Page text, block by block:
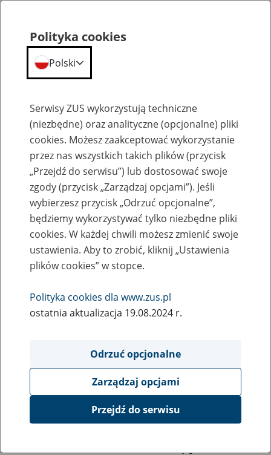
Szkolenia
Zaproś ZUS do siebie - zakładanie profili
eZUS w siedzibie Twojej firmy
Rodzaj wydarzenia
Szkolenia
Obszar merytoryczny
obsługa klientów
Opis wydarzenia
Platforma Usług Elektronicznych ZUS eZUS
Polityka cookies
Polski
Serwisy ZUS wykorzystują techniczne
(niezbędne) oraz analityczne (opcjonalne) pliki
cookies. Możesz zaakceptować wykorzystanie
przez nas wszystkich takich plików (przycisk
„Przejdź do serwisu”) lub dostosować swoje
zgody (przycisk „Zarządzaj opcjami”). Jeśli
wybierzesz przycisk „Odrzuć opcjonalne”,
będziemy wykorzystywać tylko niezbędne pliki
cookies. W każdej chwili możesz zmienić swoje
ustawienia. Aby to zrobić, kliknij „Ustawienia
plików cookies” w stopce.
Polityka cookies dla www.zus.pl
ostatnia aktualizacja 19.08.2024 r.
Odrzuć opcjonalne
Zarządzaj opcjami
Przejdź do serwisu